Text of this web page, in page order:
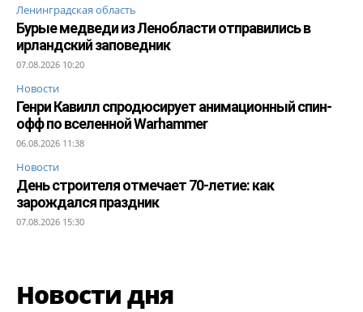
Ленинградская область
Бурые медведи из Ленобласти отправились в
ирландский заповедник
07.08.2026 10:20
Новости
Генри Кавилл спродюсирует анимационный спин-
офф по вселенной Warhammer
06.08.2026 11:38
Новости
День строителя отмечает 70-летие: как
зарождался праздник
07.08.2026 15:30
Новости дня